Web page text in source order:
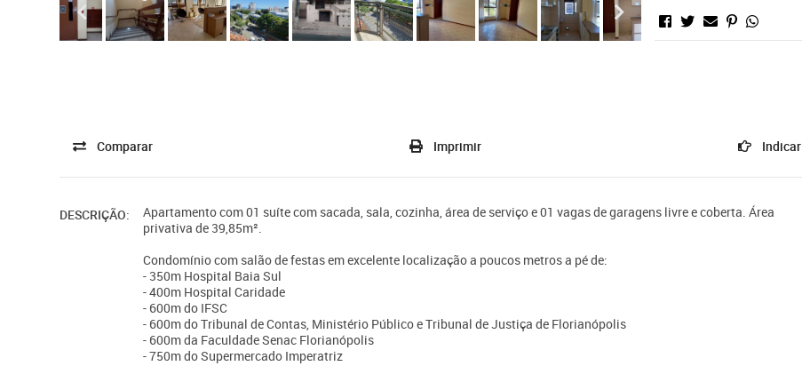
Comparar Imprimir Indicar
DESCRIÇÃO:
Apartamento com 01 suíte com sacada, sala, cozinha, área de serviço e 01 vagas de garagens livre e coberta. Área
privativa de 39,85m².
Condomínio com salão de festas em excelente localização a poucos metros a pé de:
- 350m Hospital Baia Sul
- 400m Hospital Caridade
- 600m do IFSC
- 600m do Tribunal de Contas, Ministério Público e Tribunal de Justiça de Florianópolis
- 600m da Faculdade Senac Florianópolis
- 750m do Supermercado Imperatriz